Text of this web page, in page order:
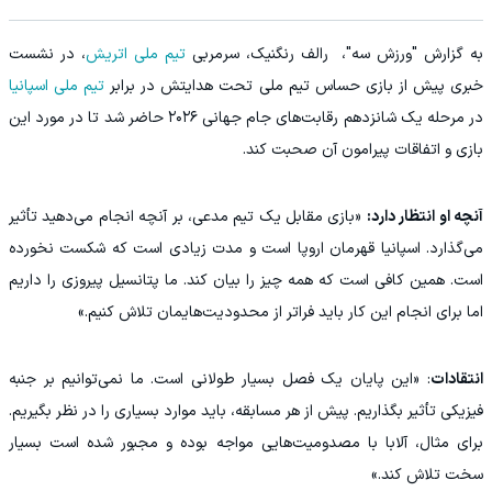
به گزارش "ورزش سه"، رالف رنگنیک، سرمربی تیم ملی اتریش، در نشست
خبری پیش از بازی حساس تیم ملی تحت هدایتش در برابر تیم ملی اسپانیا
در مرحله یک شانزدهم رقابت‌های جام جهانی ۲۰۲۶ حاضر شد تا در مورد این
بازی و اتفاقات پیرامون آن صحبت کند.
آنچه او انتظار دارد: «بازی مقابل یک تیم مدعی، بر آنچه انجام می‌دهید تأثیر
می‌گذارد. اسپانیا قهرمان اروپا است و مدت زیادی است که شکست نخورده
است. همین کافی است که همه‌ چیز را بیان کند. ما پتانسیل پیروزی را داریم
اما برای انجام این کار باید فراتر از محدودیت‌هایمان تلاش کنیم.»
انتقادات: «این پایان یک فصل بسیار طولانی است. ما نمی‌توانیم بر جنبه
فیزیکی تأثیر بگذاریم. پیش از هر مسابقه، باید موارد بسیاری را در نظر بگیریم.
برای مثال، آلابا با مصدومیت‌هایی مواجه بوده و مجبور شده است بسیار
سخت تلاش کند.»